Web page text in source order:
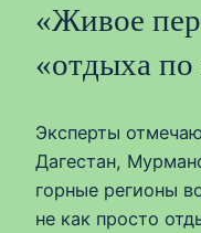
«Живое
«отдыха по
Эксперты
Дагестан,
горные регионы
не как просто